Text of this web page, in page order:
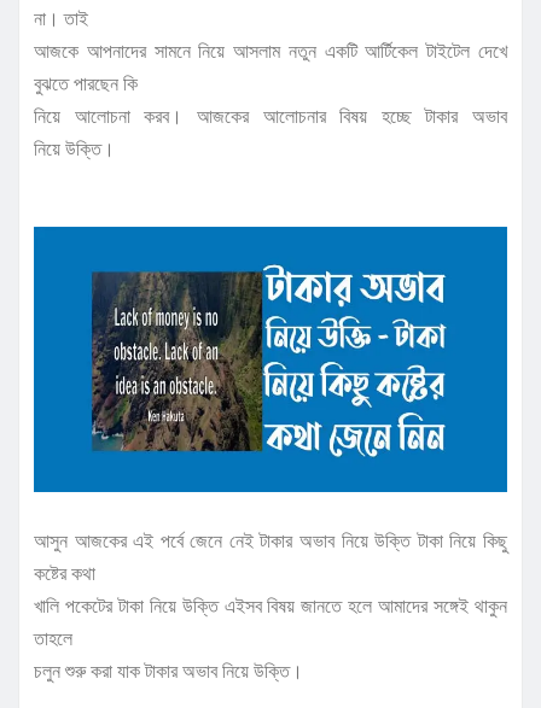
না। তাই
আজকে আপনাদের সামনে নিয়ে আসলাম নতুন একটি আর্টিকেল টাইটেল দেখে
বুঝতে পারছেন কি
নিয়ে আলোচনা করব। আজকের আলোচনার বিষয় হচ্ছে টাকার অভাব
নিয়ে উক্তি।
আসুন আজকের এই পর্বে জেনে নেই টাকার অভাব নিয়ে উক্তি টাকা নিয়ে কিছু
কষ্টের কথা
খালি পকেটের টাকা নিয়ে উক্তি এইসব বিষয় জানতে হলে আমাদের সঙ্গেই থাকুন
তাহলে
চলুন শুরু করা যাক টাকার অভাব নিয়ে উক্তি।